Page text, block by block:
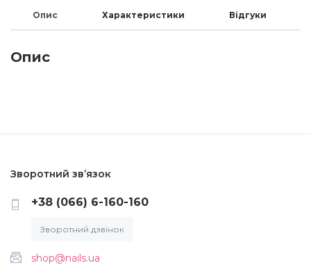
Меланж (цукровий ефект)
Інші прикраси
Фарби для розпису
Опис Характеристики Відгуки
Опис
Зворотний зв’язок
+38 (066) 6-160-160
Зворотний дзвінок
shop@nails.ua